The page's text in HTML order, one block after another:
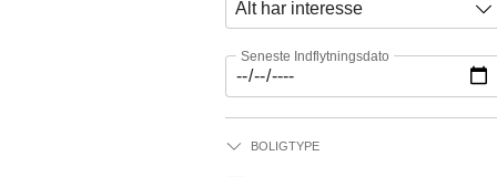
Seneste Indflytningsdato
BOLIGTYPE